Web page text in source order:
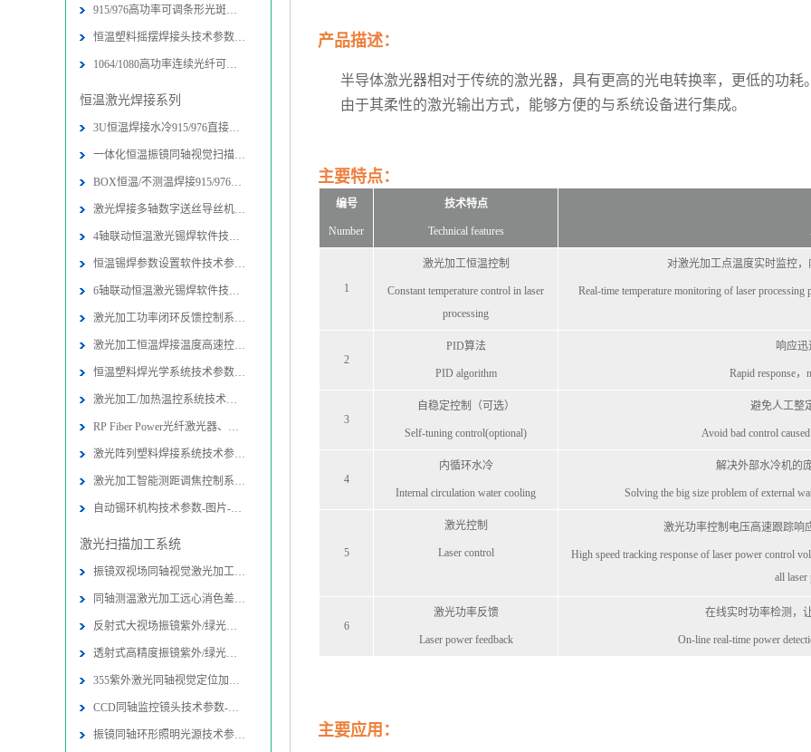
915/976高功率可调条形光斑激光封边
恒温塑料摇摆焊接头技术参数-图片-应
1064/1080高功率连续光纤可调条形光
恒温激光焊接系列
3U恒温焊接水冷915/976直接半导体激
一体化恒温振镜同轴视觉扫描焊接加工
BOX恒温/不测温焊接915/976直接半导
激光焊接多轴数字送丝导丝机构技术参
4轴联动恒温激光锡焊软件技术参数-图
恒温锡焊参数设置软件技术参数-图片
6轴联动恒温激光锡焊软件技术参数-图
激光加工功率闭环反馈控制系统技术参
激光加工恒温焊接温度高速控制系统技
恒温塑料焊光学系统技术参数-图片-应
激光加工/加热温控系统技术参数-图片
RP Fiber Power光纤激光器、放大器
激光阵列塑料焊接系统技术参数-图片
激光加工智能测距调焦控制系统-图片
自动锡环机构技术参数-图片-应用-报
激光扫描加工系统
振镜双视场同轴视觉激光加工光路系统
同轴测温激光加工远心消色差扫描物镜
反射式大视场振镜紫外/绿光同轴视觉
透射式高精度振镜紫外/绿光内同轴视
355紫外激光同轴视觉定位加工系统技
CCD同轴监控镜头技术参数-图片-应用
振镜同轴环形照明光源技术参数-图片
产品描述：
半导体激光器相对于传统的激光器，具有更高的光电转换率，更低的功
由于其柔性的激光输出方式，能够方便的与系统设备进行集成。
主要特点：
编号
Number
技术特点
Technical features
1
激光加工恒温控制
Constant temperature control in laser
processing
对激光加工点温度实时监控
Real-time temperature monitoring of laser
2
PID算法
PID algorithm
响应
Rapid response，
3
自稳定控制（可选）
Self-tuning control(optional)
避免人工整
Avoid bad control
4
内循环水冷
Internal circulation water cooling
解决外部水冷机的
Solving the big size problem of external
5
激光控制
Laser control
激光功率控制电压高速跟踪响
High speed tracking response of laser power control
all laser
6
激光功率反馈
Laser power feedback
在线实时功率检测，
On-line real-time power
主要应用：